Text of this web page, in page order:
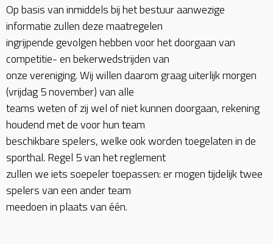
Op basis van inmiddels bij het bestuur aanwezige
informatie zullen deze maatregelen
ingrijpende gevolgen hebben voor het doorgaan van
competitie- en bekerwedstrijden van
onze vereniging. Wij willen daarom graag uiterlijk morgen
(vrijdag 5 november) van alle
teams weten of zij wel of niet kunnen doorgaan, rekening
houdend met de voor hun team
beschikbare spelers, welke ook worden toegelaten in de
sporthal. Regel 5 van het reglement
zullen we iets soepeler toepassen: er mogen tijdelijk twee
spelers van een ander team
meedoen in plaats van één.